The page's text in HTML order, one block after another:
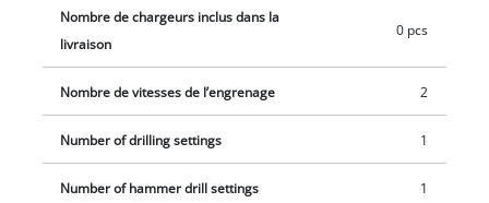
Nombre de chargeurs inclus dans la
livraison
0 pcs
Nombre de vitesses de l’engrenage 2
Number of drilling settings 1
Number of hammer drill settings 1